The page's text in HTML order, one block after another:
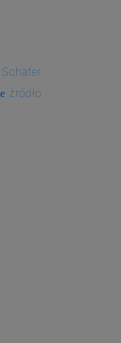
Schäfer
źródło